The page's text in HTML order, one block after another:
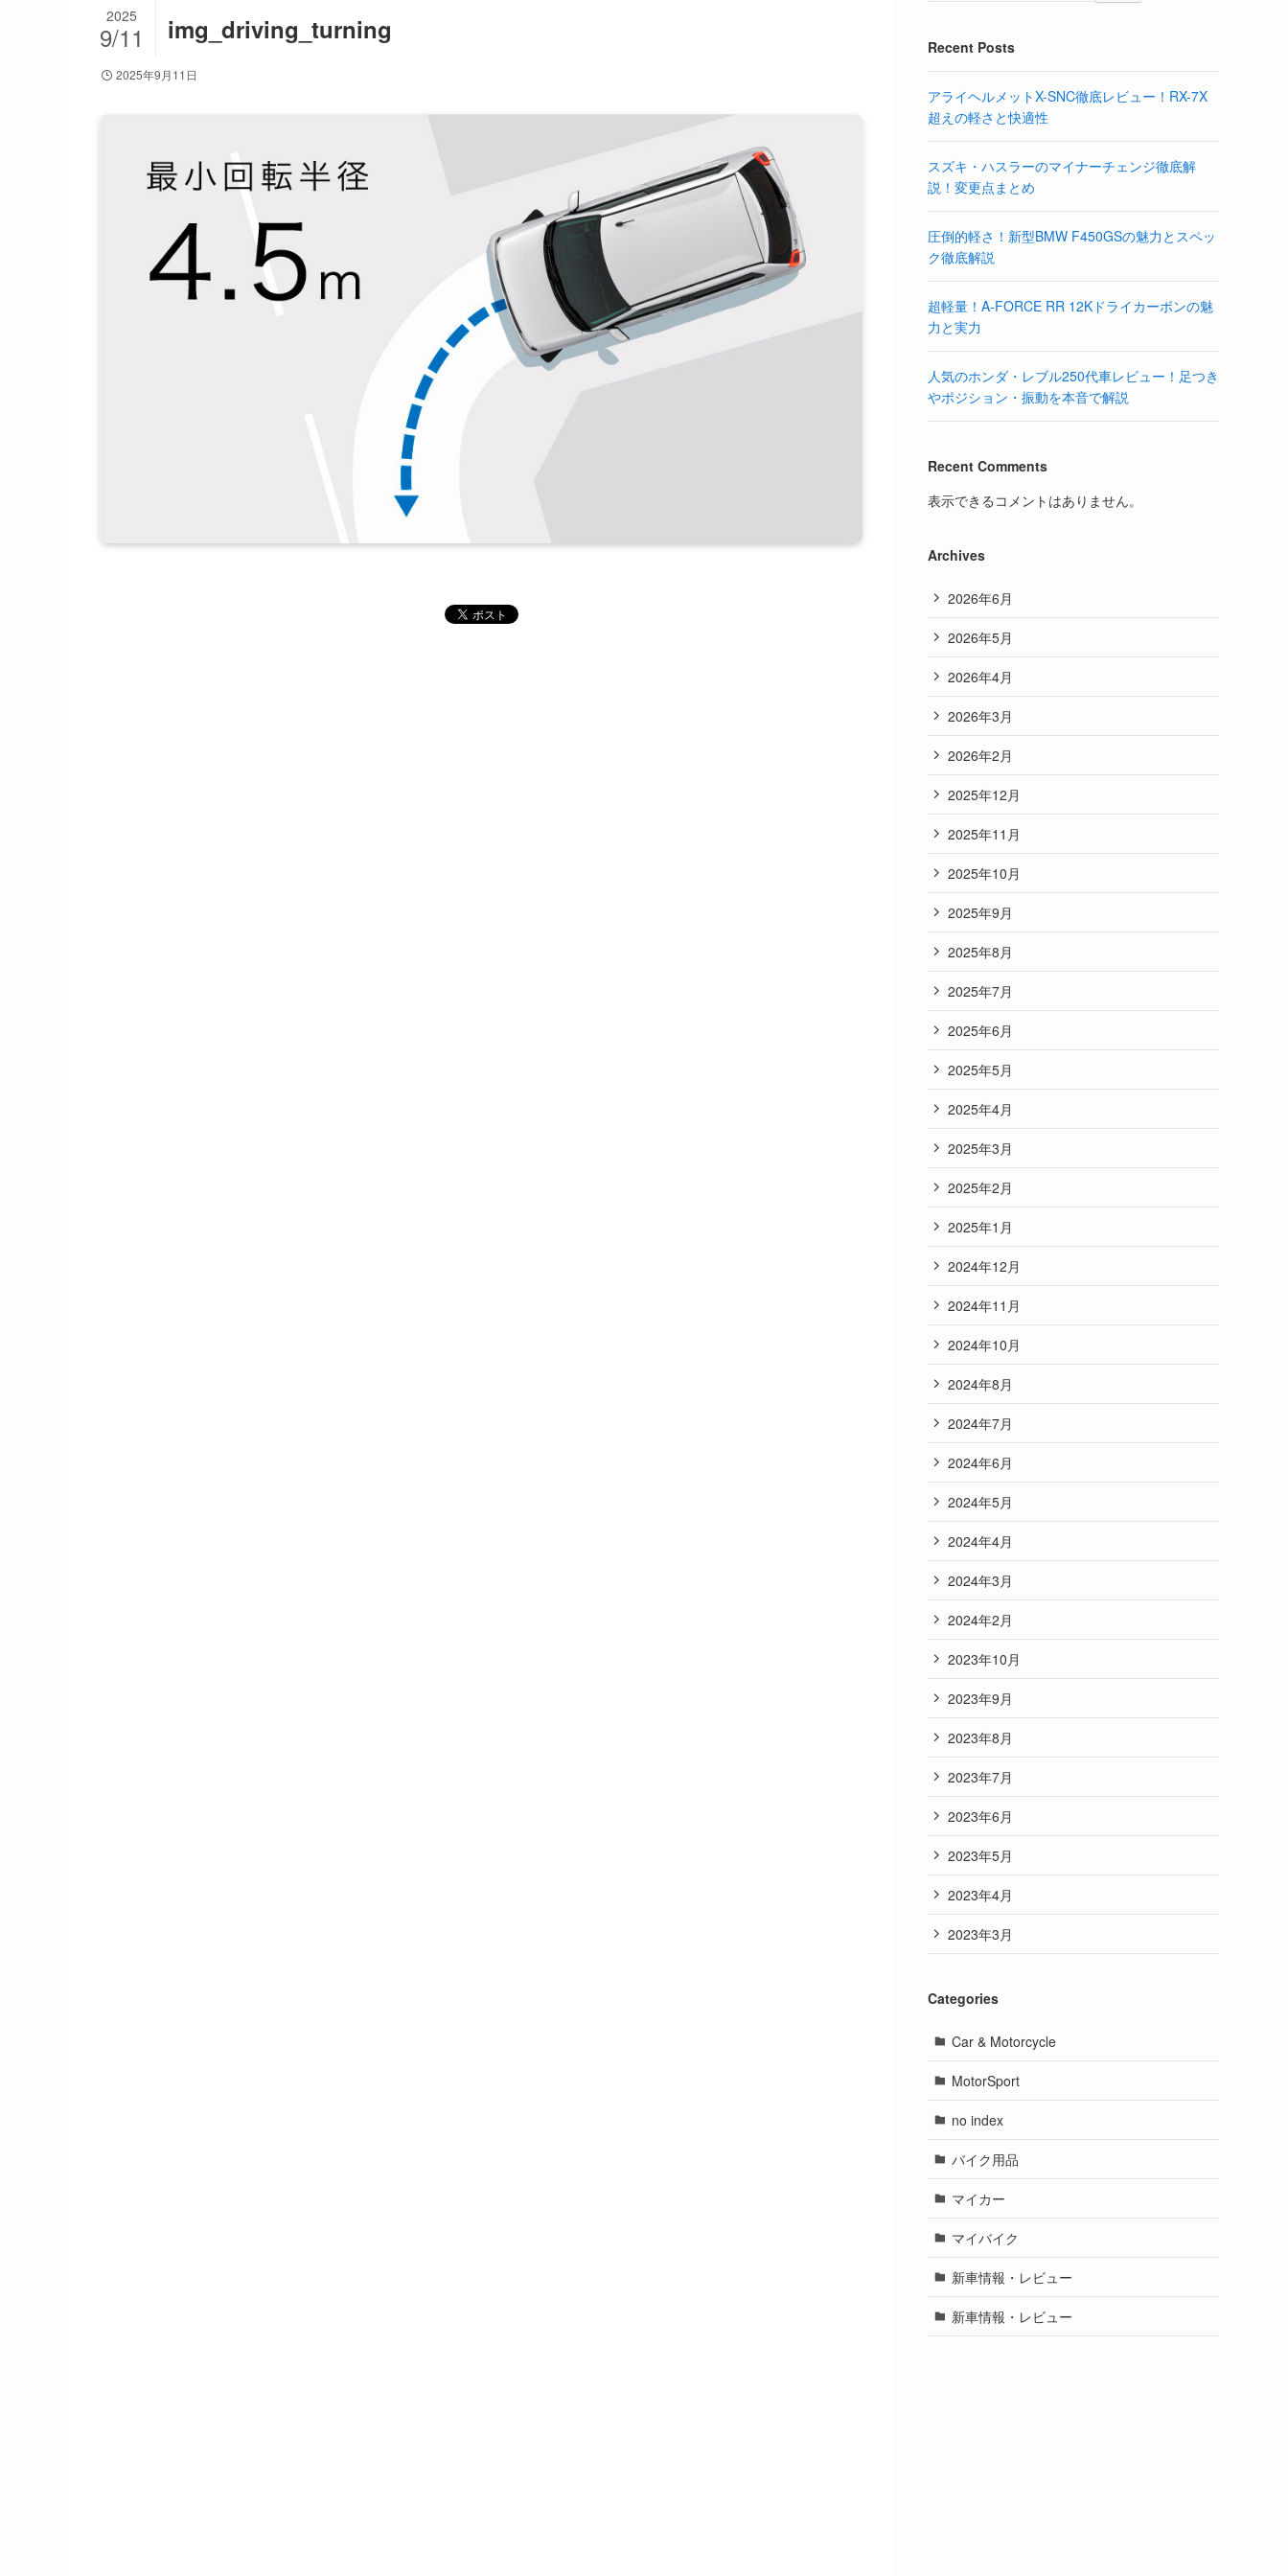
img_driving_turning
2025
9/11
2025年9月11日
Recent Posts
アライヘルメットX-SNC徹底レビュー！RX-7X
超えの軽さと快適性
スズキ・ハスラーのマイナーチェンジ徹底解
説！変更点まとめ
圧倒的軽さ！新型BMW F450GSの魅力とスペッ
ク徹底解説
超軽量！A-FORCE RR 12Kドライカーボンの魅
力と実力
人気のホンダ・レブル250代車レビュー！足つき
やポジション・振動を本音で解説
Recent Comments
表示できるコメントはありません。
Archives
2026年6月
2026年5月
2026年4月
2026年3月
2026年2月
2025年12月
2025年11月
2025年10月
2025年9月
2025年8月
2025年7月
2025年6月
2025年5月
2025年4月
2025年3月
2025年2月
2025年1月
2024年12月
2024年11月
2024年10月
2024年8月
2024年7月
2024年6月
2024年5月
2024年4月
2024年3月
2024年2月
2023年10月
2023年9月
2023年8月
2023年7月
2023年6月
2023年5月
2023年4月
2023年3月
Categories
Car & Motorcycle
MotorSport
no index
バイク用品
マイカー
マイバイク
新車情報・レビュー
新車情報・レビュー